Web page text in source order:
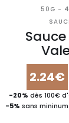
50G -
2.24€
-20% dès 100€
-5% sans